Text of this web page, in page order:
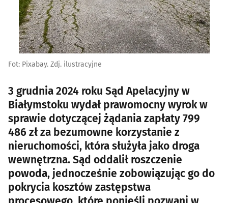
Fot: Pixabay. Zdj. ilustracyjne
3 grudnia 2024 roku Sąd Apelacyjny w
Białymstoku wydał prawomocny wyrok w
sprawie dotyczącej żądania zapłaty 799
486 zł za bezumowne korzystanie z
nieruchomości, która służyła jako droga
wewnętrzna. Sąd oddalił roszczenie
powoda, jednocześnie zobowiązując go do
pokrycia kosztów zastępstwa